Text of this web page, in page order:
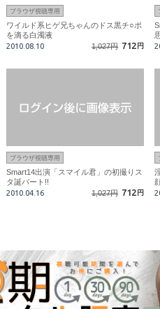
ブラウザ視聴専用
ワイルド系ヒゲ兄ちゃんのドス黒チ○ポ
を滴る白濁液
2010.08.10
1,027円 712 円
ブラウザ視聴専用
Smart14出演「スマイル君」の初撮りス
タ誕パート!!
2010.04.16
1,027円 712 円